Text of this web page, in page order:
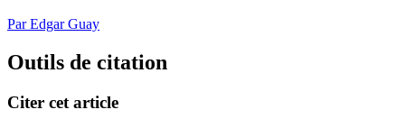
Par Edgar Guay
Outils de citation
Citer cet article